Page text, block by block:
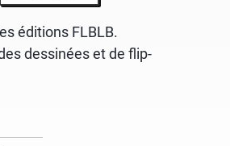
éditions FLBLB.
dessinées et de flip-